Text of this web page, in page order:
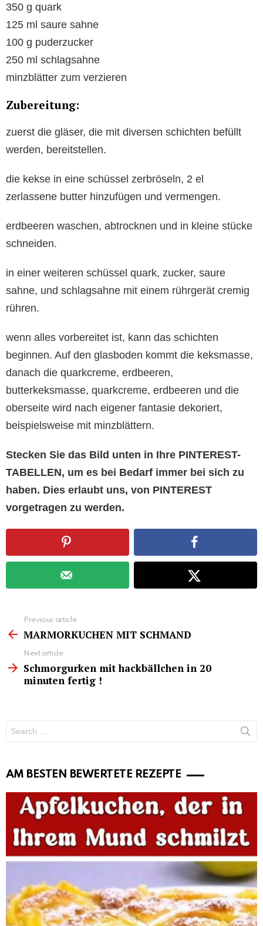
350 g quark
125 ml saure sahne
100 g puderzucker
250 ml schlagsahne
minzblätter zum verzieren
Zubereitung:
zuerst die gläser, die mit diversen schichten befüllt
werden, bereitstellen.
die kekse in eine schüssel zerbröseln, 2 el
zerlassene butter hinzufügen und vermengen.
erdbeeren waschen, abtrocknen und in kleine stücke
schneiden.
in einer weiteren schüssel quark, zucker, saure
sahne, und schlagsahne mit einem rührgerät cremig
rühren.
wenn alles vorbereitet ist, kann das schichten
beginnen. Auf den glasboden kommt die keksmasse,
danach die quarkcreme, erdbeeren,
butterkeksmasse, quarkcreme, erdbeeren und die
oberseite wird nach eigener fantasie dekoriert,
beispielsweise mit minzblättern.
Stecken Sie das Bild unten in Ihre PINTEREST-
TABELLEN, um es bei Bedarf immer bei sich zu
haben. Dies erlaubt uns, von PINTEREST
vorgetragen zu werden.
more
Previous article
MARMORKUCHEN MIT SCHMAND
Next article
Schmorgurken mit hackbällchen in 20
minuten fertig !
for:
AM BESTEN BEWERTETE REZEPTE